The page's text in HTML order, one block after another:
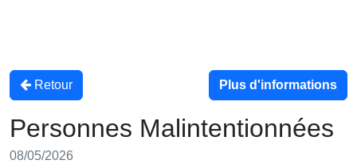
Retour Plus d'informations
Personnes Malintentionnées
08/05/2026